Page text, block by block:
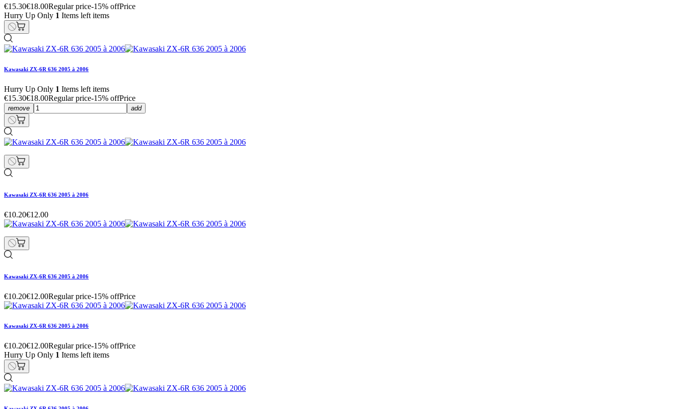
€15.30€18.00Regular price-15% offPrice
Hurry Up Only 1 Items left items
Kawasaki ZX-6R 636 2005 à 2006
Hurry Up Only 1 Items left items
€15.30€18.00Regular price-15% offPrice
remove add
Kawasaki ZX-6R 636 2005 à 2006
€10.20€12.00
Kawasaki ZX-6R 636 2005 à 2006
€10.20€12.00Regular price-15% offPrice
Kawasaki ZX-6R 636 2005 à 2006
€10.20€12.00Regular price-15% offPrice
Hurry Up Only 1 Items left items